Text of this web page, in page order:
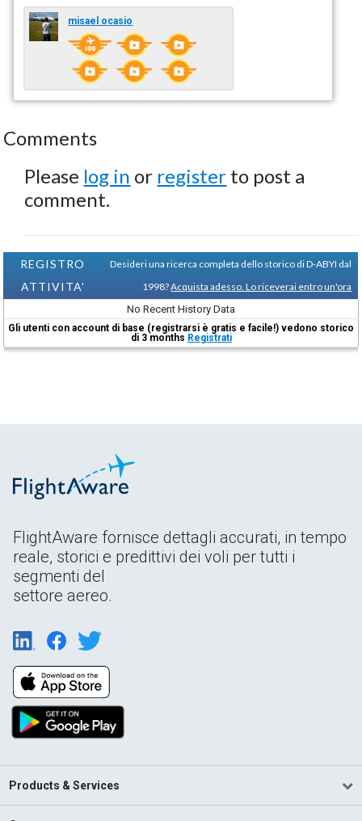
misael ocasio
Comments
Please log in or register to post a
comment.
REGISTRO
ATTIVITA'
Desideri una ricerca completa dello storico di D-ABYI dal
1998?Acquista adesso. Lo riceverai entro un'ora
No Recent History Data
Gli utenti con account di base (registrarsi è gratis e facile!) vedono storico
di 3 months Registrati
FlightAware fornisce dettagli accurati, in tempo
reale, storici e predittivi dei voli per tutti i
segmenti del
settore aereo.
Products & Services